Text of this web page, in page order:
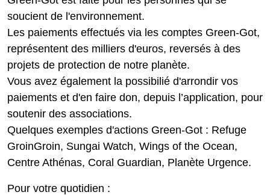
soucient de l'environnement.
Les paiements effectués via les comptes Green-Got,
représentent des milliers d'euros, reversés à des
projets de protection de notre planète.
Vous avez également la possibilié d'arrondir vos
paiements et d'en faire don, depuis l’application, pour
soutenir des associations.
Quelques exemples d'actions Green-Got : Refuge
GroinGroin, Sungai Watch, Wings of the Ocean,
Centre Athénas, Coral Guardian, Planète Urgence.
Pour votre quotidien :